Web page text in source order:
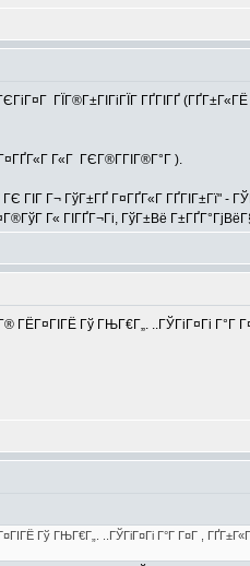
ГЇГ®Г±ГІГіГЇГ ГҐГІГҐ (ГҐГ±Г«ГЁ
Г¤ГҐГ«Г Г«Г ГЄГ®Г­ГІГ®Г°Г ).
ГІГ Г¬ ГўГ±ГҐ Г¤ГҐГ«Г ГҐГІГ±Гї" -
Г« ГІГҐГ¬Гі, ГўГ±Вё
ГЁГ¤ГІГЁ Гў ГЊГ€Г„. ..ГЎГіГ¤Гі
Гў ГЊГ€Г„. ..ГЎГіГ¤Гі Г°Г Г¤Г ,